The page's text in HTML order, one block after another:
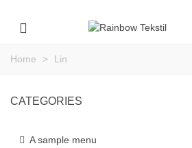
Home > Lin
CATEGORIES
A sample menu